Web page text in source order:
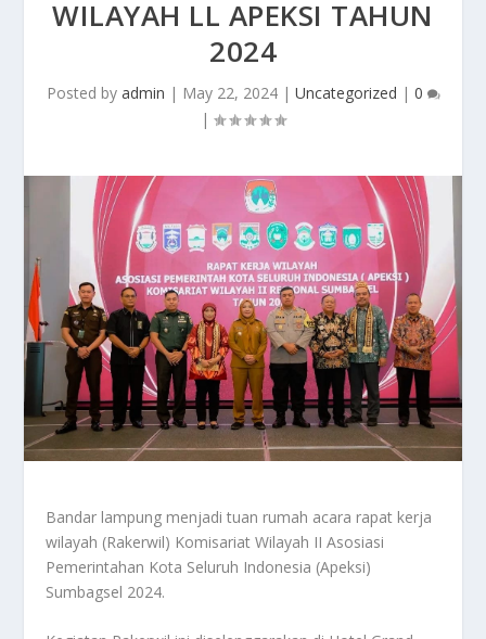
WILAYAH LL APEKSI TAHUN
2024
Posted by admin | May 22, 2024| Uncategorized | 0
|
Bandar lampung menjadi tuan rumah acara rapat kerja
wilayah (Rakerwil) Komisariat Wilayah II Asosiasi
Pemerintahan Kota Seluruh Indonesia (Apeksi)
Sumbagsel 2024.